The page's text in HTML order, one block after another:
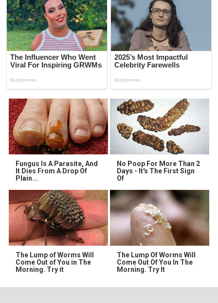
Fungus Is A Parasite, And
It Dies From A Drop Of
Plain...
No Poop For More Than 2
Days - It's The First Sign
Of
The Lump of Worms Will
Come Out of You in The
Morning. Try it
The Lump Of Worms Will
Come Out Of You In The
Morning. Try It